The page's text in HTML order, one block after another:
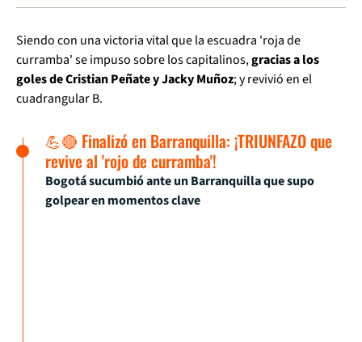
Siendo con una victoria vital que la escuadra 'roja de
curramba' se impuso sobre los capitalinos,gracias a los
goles de Cristian Peñate y Jacky Muñoz; y revivió en el
cuadrangular B.
💪🔴 Finalizó en Barranquilla: ¡TRIUNFAZO que
revive al 'rojo de curramba'!
Bogotá sucumbió ante un Barranquilla que supo
golpear en momentos clave